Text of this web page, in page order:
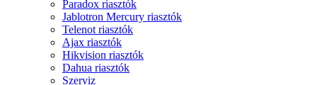
Paradox riasztók
Jablotron Mercury riasztók
Telenot riasztók
Ajax riasztók
Hikvision riasztók
Dahua riasztók
Szerviz